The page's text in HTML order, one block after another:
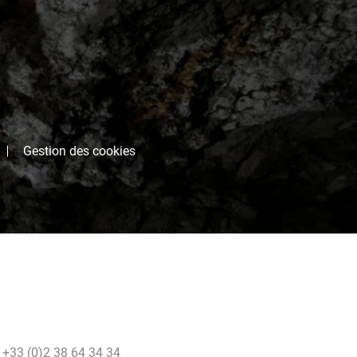
Gestion des cookies
+33 (0)2 38 64 34 34